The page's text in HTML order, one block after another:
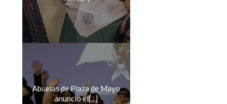
Abuelas de Plaza de Mayo
anunció el[...]